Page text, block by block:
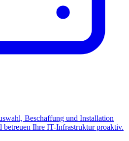
Beschaffung und Installation
Ihre IT-Infrastruktur proaktiv.